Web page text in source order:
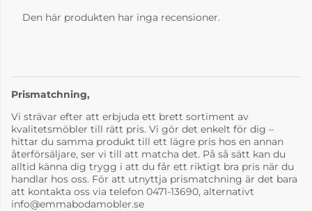
1 600 kr
Den här produkten har inga recensioner.
Prismatchning,
Vi strävar efter att erbjuda ett brett sortiment av
kvalitetsmöbler till rätt pris. Vi gör det enkelt för dig –
hittar du samma produkt till ett lägre pris hos en annan
återförsäljare, ser vi till att matcha det. På så sätt kan du
alltid känna dig trygg i att du får ett riktigt bra pris när du
handlar hos oss. För att utnyttja prismatchning är det bara
att kontakta oss via telefon 0471-13690, alternativt
info@emmabodamobler.se